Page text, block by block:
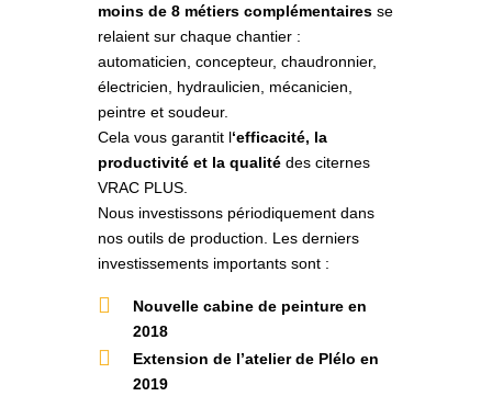
moins de 8 métiers complémentaires se
relaient sur chaque chantier :
automaticien, concepteur, chaudronnier,
électricien, hydraulicien, mécanicien,
peintre et soudeur.
Cela vous garantit l‘efficacité, la
productivité et la qualité des citernes
VRAC PLUS.
Nous investissons périodiquement dans
nos outils de production . Les derniers
investissements importants sont :
Nouvelle cabine de peinture en
2018
Extension de l’atelier de Plélo en
2019